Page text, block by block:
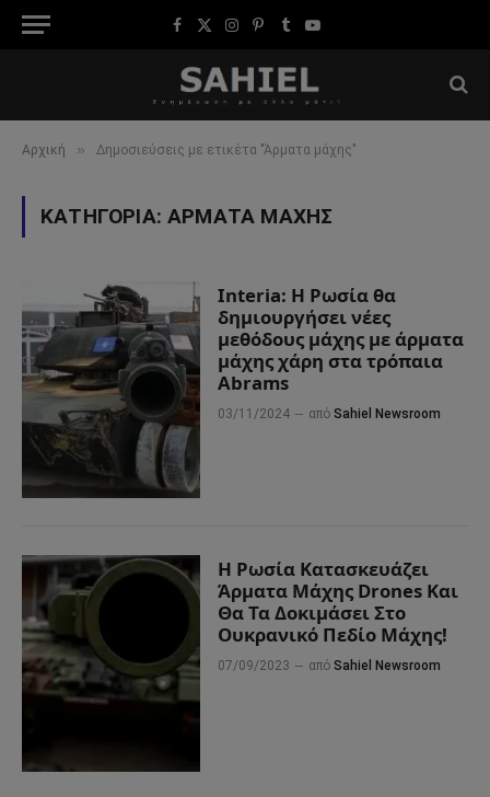
Facebook
X
Instagram
Pinterest
TumblrYouTube
Αρχική » Δημοσιεύσεις με ετικέτα "Άρματα μάχης"
ΚΑΤΗΓΟΡΊΑ:ΆΡΜΑΤΑ ΜΆΧΗΣ
Interia: Η Ρωσία θα
δημιουργήσει νέες
μεθόδους μάχης με άρματα
μάχης χάρη στα τρόπαια
Abrams
03/11/2024 από Sahiel Newsroom
Η Ρωσία Κατασκευάζει
Άρματα Μάχης Drones Και
Θα Τα Δοκιμάσει Στο
Ουκρανικό Πεδίο Μάχης!
07/09/2023 από Sahiel Newsroom